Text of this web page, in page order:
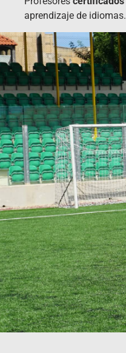
aprendizaje de idiomas.